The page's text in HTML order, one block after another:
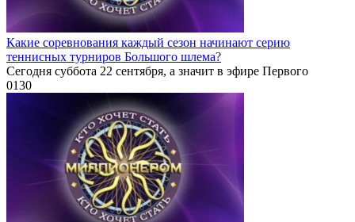
Какие соревнования каждый сезон начинают серию
теннисных турниров Большого шлема?
Сегодня суббота 22 сентября, а значит в эфире Первого
0130